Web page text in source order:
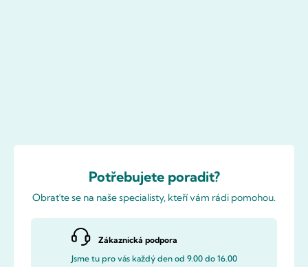
Potřebujete poradit?
Obraťte se na naše specialisty, kteří vám rádi pomohou.
Zákaznická podpora
Jsme tu pro vás každý den od 9.00 do 16.00